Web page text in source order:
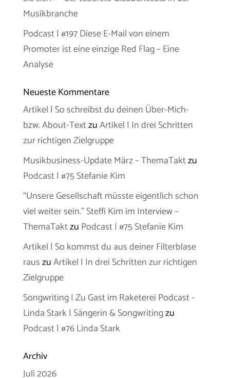
Musikbranche
Podcast | #197 Diese E-Mail von einem
Promoter ist eine einzige Red Flag – Eine
Analyse
Neueste Kommentare
Artikel | So schreibst du deinen Über-Mich-
bzw. About-TextzuArtikel | In drei Schritten
zur richtigen Zielgruppe
Musikbusiness-Update März – ThemaTaktzu
Podcast | #75 Stefanie Kim
“Unsere Gesellschaft müsste eigentlich schon
viel weiter sein.” Steffi Kim im Interview –
ThemaTaktzu Podcast | #75 Stefanie Kim
Artikel | So kommst du aus deiner Filterblase
rauszuArtikel | In drei Schritten zur richtigen
Zielgruppe
Songwriting | Zu Gast im Raketerei Podcast -
Linda Stark | Sängerin & Songwritingzu
Podcast | #76 Linda Stark
Archiv
Juli 2026